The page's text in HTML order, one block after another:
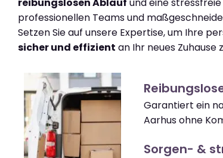
professionellen Teams und
Setzen Sie auf unsere Expertise, um Ihre
sicher und effizient an Ihr neues Zuhause
Garantiert ein
Aarhus ohne
Sorgen- &